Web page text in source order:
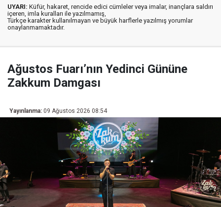
UYARI: Küfür, hakaret, rencide edici cümleler veya imalar, inançlara saldırı
içeren, imla kuralları ile yazılmamış,
Türkçe karakter kullanılmayan ve büyük harflerle yazılmış yorumlar
onaylanmamaktadır.
Ağustos Fuarı’nın Yedinci Gününe
Zakkum Damgası
Yayınlanma: 09 Ağustos 2026 08:54